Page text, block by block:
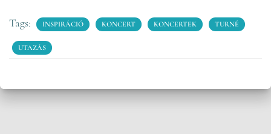
Tags: INSPIRÁCIÓ KONCERT KONCERTEK TURNÉ
UTAZÁS